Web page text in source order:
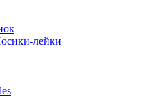
лейки